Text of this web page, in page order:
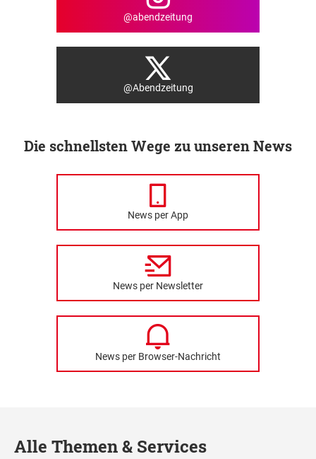
@abendzeitung
@Abendzeitung
Die schnellsten Wege zu unseren News
News per App
News per Newsletter
News per Browser-Nachricht
Alle Themen & Services